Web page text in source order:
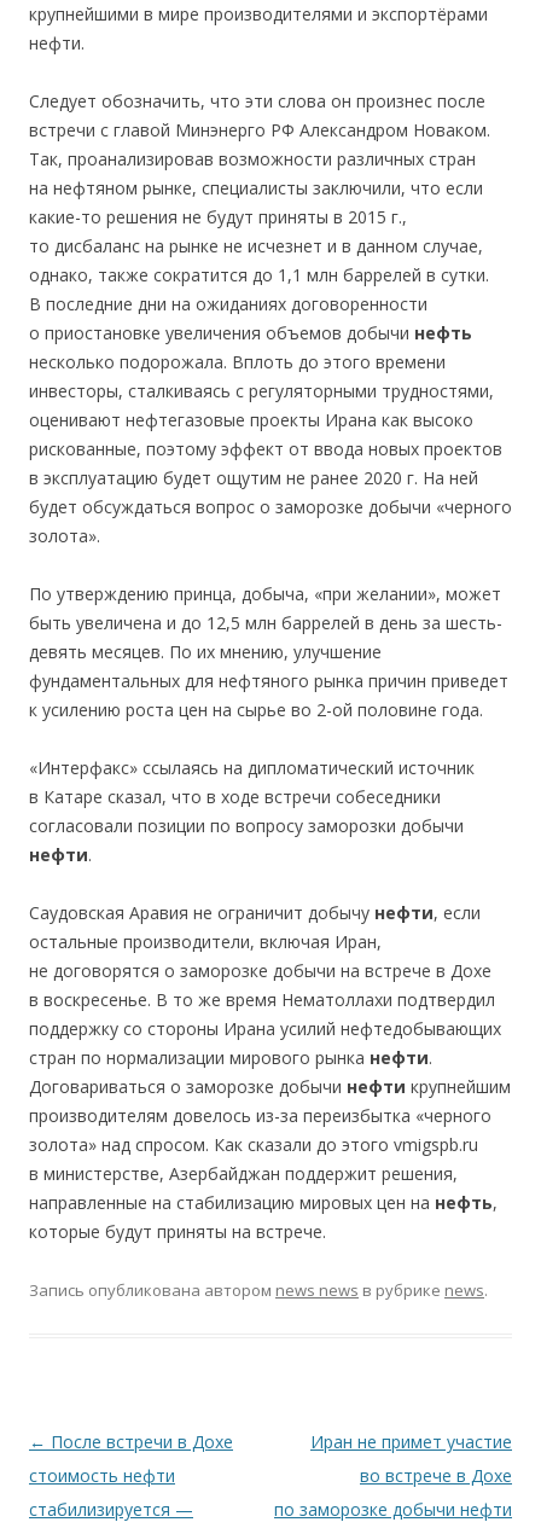
крупнейшими в мире производителями и экспортёрами
нефти.
Следует обозначить, что эти слова он произнес после
встречи с главой Минэнерго РФ Александром Новаком.
Так, проанализировав возможности различных стран
на нефтяном рынке, специалисты заключили, что если
какие-то решения не будут приняты в 2015 г.,
то дисбаланс на рынке не исчезнет и в данном случае,
однако, также сократится до 1,1 млн баррелей в сутки.
В последние дни на ожиданиях договоренности
о приостановке увеличения объемов добычи нефть
несколько подорожала. Вплоть до этого времени
инвесторы, сталкиваясь с регуляторными трудностями,
оценивают нефтегазовые проекты Ирана как высоко
рискованные, поэтому эффект от ввода новых проектов
в эксплуатацию будет ощутим не ранее 2020 г. На ней
будет обсуждаться вопрос о заморозке добычи «черного
золота».
По утверждению принца, добыча, «при желании», может
быть увеличена и до 12,5 млн баррелей в день за шесть-
девять месяцев. По их мнению, улучшение
фундаментальных для нефтяного рынка причин приведет
к усилению роста цен на сырье во 2-ой половине года.
«Интерфакс» ссылаясь на дипломатический источник
в Катаре сказал, что в ходе встречи собеседники
согласовали позиции по вопросу заморозки добычи
нефти.
Саудовская Аравия не ограничит добычу нефти, если
остальные производители, включая Иран,
не договорятся о заморозке добычи на встрече в Дохе
в воскресенье. В то же время Нематоллахи подтвердил
поддержку со стороны Ирана усилий нефтедобывающих
стран по нормализации мирового рынка нефти.
Договариваться о заморозке добычи нефти крупнейшим
производителям довелось из-за переизбытка «черного
золота» над спросом. Как сказали до этого vmigspb.ru
в министерстве, Азербайджан поддержит решения,
направленные на стабилизацию мировых цен на нефть,
которые будут приняты на встрече.
Запись опубликована автором news news в рубрике news.
Навигация по записям
← После встречи в Дохе
стоимость нефти
стабилизируется —
Иран не примет участие
во встрече в Дохе
по заморозке добычи нефти